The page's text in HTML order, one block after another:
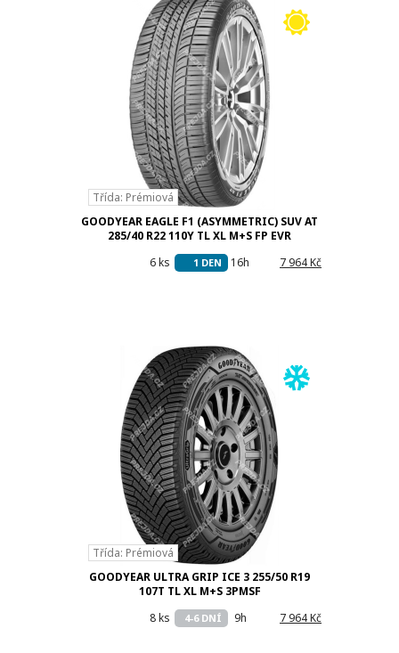
Třída: Prémiová
GOODYEAR EAGLE F1 (ASYMMETRIC) SUV AT
285/40 R22 110Y TL XL M+S FP EVR
7 964 Kč
16h
1 DEN
6 ks
Třída: Prémiová
GOODYEAR ULTRA GRIP ICE 3 255/50 R19
107T TL XL M+S 3PMSF
7 964 Kč
9h
4-6 DNÍ
8 ks